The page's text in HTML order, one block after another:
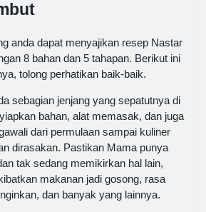
anda dapat menyajikan resep Nastar
8 bahan dan 5 tahapan. Berikut ini
tolong perhatikan baik-baik.
sebagian jenjang yang sepatutnya di
bahan, alat memasak, dan juga
dari permulaan sampai kuliner
dirasakan. Pastikan Mama punya
tak sedang memikirkan hal lain,
makanan jadi gosong, rasa
dan banyak yang lainnya.